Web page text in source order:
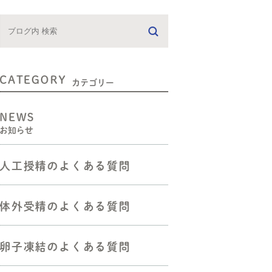
かお悩みの方へ
二人目不妊の方へ
体外受精（顕微授精を含む）
をお考えの方へ
胚移植―反復着床障害の方へ
よくある質問
CATEGORY カテゴリー
NEWS
お知らせ
人工授精のよくある質問
体外受精のよくある質問
卵子凍結のよくある質問